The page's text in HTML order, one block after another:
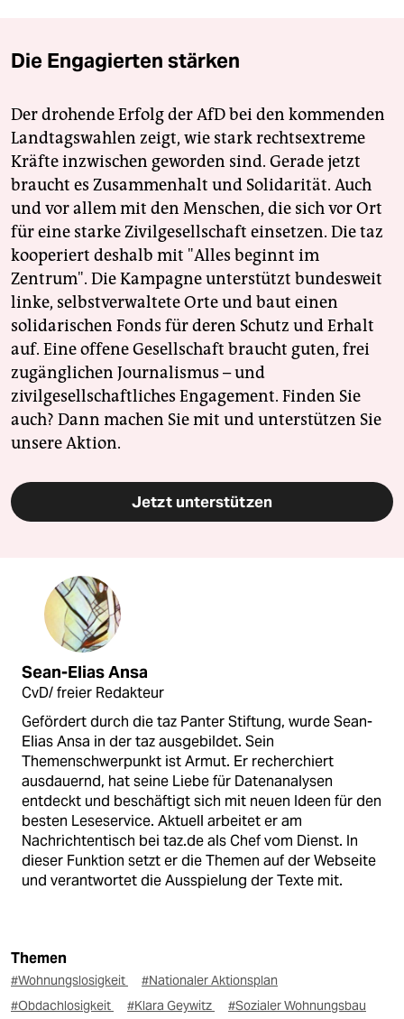
Die Engagierten stärken
Der drohende Erfolg der AfD bei den kommenden
Landtagswahlen zeigt, wie stark rechtsextreme
Kräfte inzwischen geworden sind. Gerade jetzt
braucht es Zusammenhalt und Solidarität. Auch
und vor allem mit den Menschen, die sich vor Ort
für eine starke Zivilgesellschaft einsetzen. Die taz
kooperiert deshalb mit "Alles beginnt im
Zentrum". Die Kampagne unterstützt bundesweit
linke, selbstverwaltete Orte und baut einen
solidarischen Fonds für deren Schutz und Erhalt
auf. Eine offene Gesellschaft braucht guten, frei
zugänglichen Journalismus – und
zivilgesellschaftliches Engagement. Finden Sie
auch? Dann machen Sie mit und unterstützen Sie
unsere Aktion.
Jetzt unterstützen
Sean-Elias Ansa
CvD/ freier Redakteur
Gefördert durch die taz Panter Stiftung, wurde Sean-
Elias Ansa in der taz ausgebildet. Sein
Themenschwerpunkt ist Armut. Er recherchiert
ausdauernd, hat seine Liebe für Datenanalysen
entdeckt und beschäftigt sich mit neuen Ideen für den
besten Leseservice. Aktuell arbeitet er am
Nachrichtentisch bei taz.de als Chef vom Dienst. In
dieser Funktion setzt er die Themen auf der Webseite
und verantwortet die Ausspielung der Texte mit.
Themen
#Wohnungslosigkeit
#Nationaler Aktionsplan
#Obdachlosigkeit
#Klara Geywitz #Sozialer Wohnungsbau